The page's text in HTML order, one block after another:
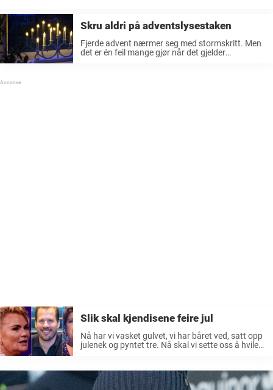
Skru aldri på adventslysestaken
Fjerde advent nærmer seg med stormskritt. Men
det er én feil mange gjør når det gjelder
Slik skal kjendisene feire jul
Nå har vi vasket gulvet, vi har båret ved, satt opp
julenek og pyntet tre. Nå skal vi sette oss å hvile